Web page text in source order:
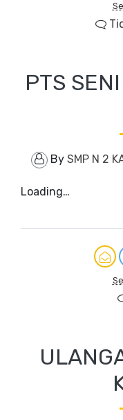
PTS
By SMP N 2
Loading…